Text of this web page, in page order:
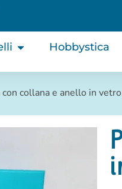
Hobbystica
collana e anello in